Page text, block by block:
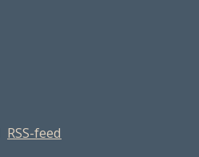
RSS-feed